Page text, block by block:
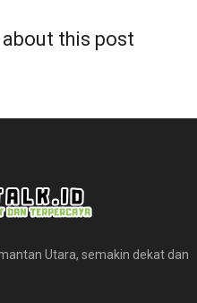
this post
Utara, semakin dekat dan